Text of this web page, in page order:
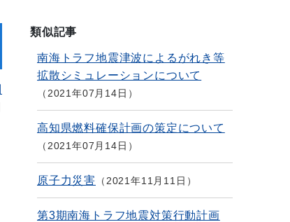
類似記事
南海トラフ地震津波によるがれき等
拡散シミュレーションについて
2021年07月14日
高知県燃料確保計画の策定について
2021年07月14日
原子力災害 2021年11月11日
第3期南海トラフ地震対策行動計画